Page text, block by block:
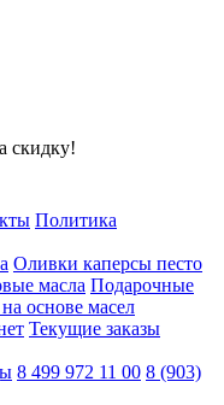
скидку!
Политика
Оливки каперсы песто
масла Подарочные
основе масел
Текущие заказы
8 499 972 11 00 8 (903)